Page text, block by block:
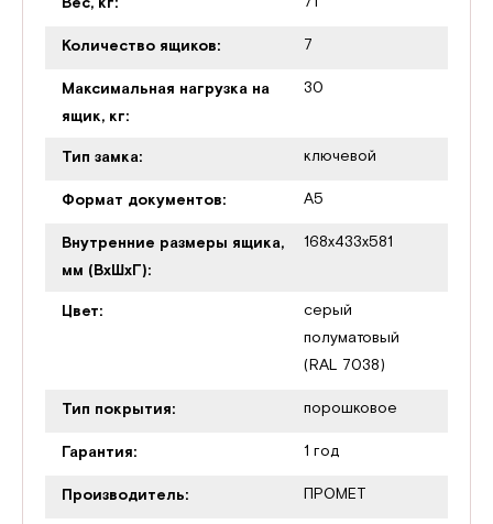
Количество ящиков: 7
Максимальная нагрузка на
ящик, кг:
30
Тип замка: ключевой
Формат документов: A5
Внутренние размеры ящика,
мм (ВхШхГ):
168х433х581
Цвет:
серый
полуматовый
(RAL 7038)
Тип покрытия: порошковое
Гарантия: 1 год
Производитель: ПРОМЕТ